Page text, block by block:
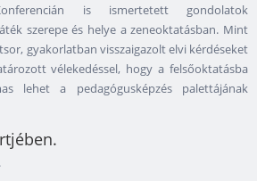
is ismertetett gondolatok
szerepe és helye a zeneoktatásban. Mint
gyakorlatban visszaigazolt elvi kérdéseket
vélekedéssel, hogy a felsőoktatásba
lehet a pedagógusképzés palettájának